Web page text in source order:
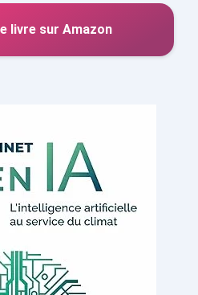
livre sur Amazon